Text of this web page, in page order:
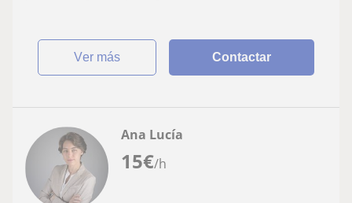
ver más Contactar
15€/h
Ana Lucía